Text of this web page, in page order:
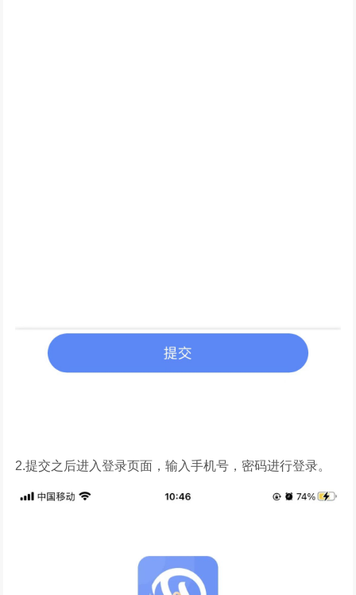
2.提交之后进入登录页面，输入手机号，密码进行登录。